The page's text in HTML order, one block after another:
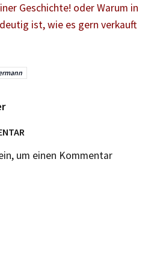
Geschichte! oder Warum in
ist, wie es gern verkauft
um einen Kommentar